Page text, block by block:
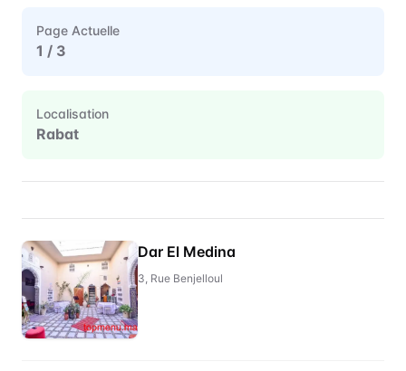
Page Actuelle
1 / 3
Localisation
Rabat
Dar El Medina
3, Rue Benjelloul